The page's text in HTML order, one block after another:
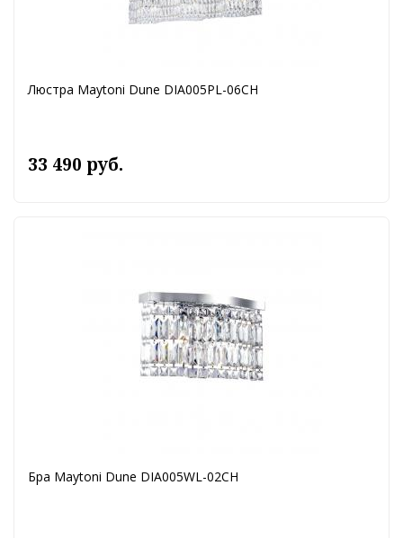
Люстра Maytoni Dune DIA005PL-06CH
33 490 руб.
Бра Maytoni Dune DIA005WL-02CH